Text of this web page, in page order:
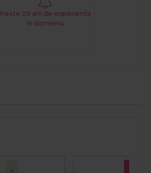
Peste 29 ani de experienta
in domeniu